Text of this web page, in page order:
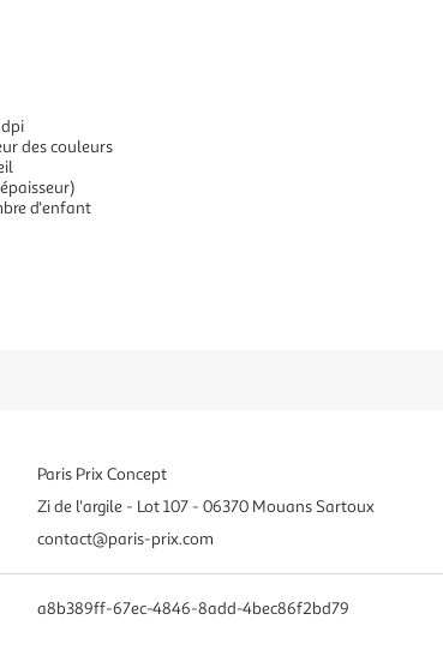
des couleurs
d'enfant
Paris Prix Concept
Zi de l'argile - Lot 107 - 06370 Mouans Sartoux
contact@paris-prix.com
a8b389ff-67ec-4846-8add-4bec86f2bd79